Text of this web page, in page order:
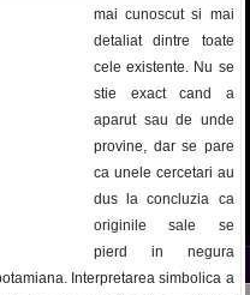
mai cunoscut si mai
detaliat dintre toate
cele existente. Nu se
stie exact cand a
aparut sau de unde
provine, dar se pare
ca unele cercetari au
dus la concluzia ca
originile sale se
pierd in negura
Interpretarea simbolica a